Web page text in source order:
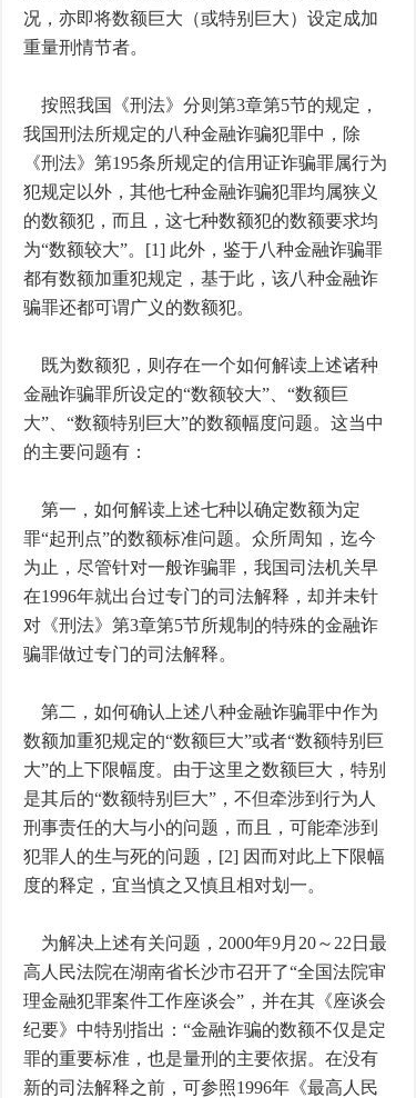
况，亦即将数额巨大（或特别巨大）设定成加
重量刑情节者。
按照我国《刑法》分则第3章第5节的规定，
我国刑法所规定的八种金融诈骗犯罪中，除
《刑法》第195条所规定的信用证诈骗罪属行为
犯规定以外，其他七种金融诈骗犯罪均属狭义
的数额犯，而且，这七种数额犯的数额要求均
为“数额较大”。[1] 此外，鉴于八种金融诈骗罪
都有数额加重犯规定，基于此，该八种金融诈
骗罪还都可谓广义的数额犯。
既为数额犯，则存在一个如何解读上述诸种
金融诈骗罪所设定的“数额较大”、“数额巨
大”、“数额特别巨大”的数额幅度问题。这当中
的主要问题有：
第一，如何解读上述七种以确定数额为定
罪“起刑点”的数额标准问题。众所周知，迄今
为止，尽管针对一般诈骗罪，我国司法机关早
在1996年就出台过专门的司法解释，却并未针
对《刑法》第3章第5节所规制的特殊的金融诈
骗罪做过专门的司法解释。
第二，如何确认上述八种金融诈骗罪中作为
数额加重犯规定的“数额巨大”或者“数额特别巨
大”的上下限幅度。由于这里之数额巨大，特别
是其后的“数额特别巨大”，不但牵涉到行为人
刑事责任的大与小的问题，而且，可能牵涉到
犯罪人的生与死的问题，[2] 因而对此上下限幅
度的释定，宜当慎之又慎且相对划一。
为解决上述有关问题，2000年9月20～22日最
高人民法院在湖南省长沙市召开了“全国法院审
理金融犯罪案件工作座谈会”，并在其《座谈会
纪要》中特别指出：“金融诈骗的数额不仅是定
罪的重要标准，也是量刑的主要依据。在没有
新的司法解释之前，可参照1996年《最高人民